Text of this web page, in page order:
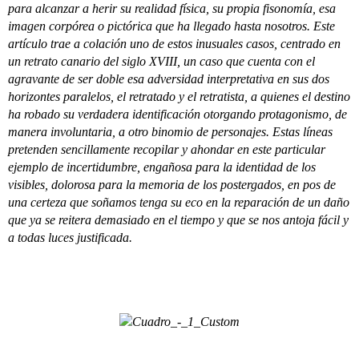
para alcanzar a herir su realidad física, su propia fisonomía, esa
imagen corpórea o pictórica que ha llegado hasta nosotros. Este
artículo trae a colación uno de estos inusuales casos, centrado en
un retrato canario del siglo XVIII, un caso que cuenta con el
agravante de ser doble esa adversidad interpretativa en sus dos
horizontes paralelos, el retratado y el retratista, a quienes el destino
ha robado su verdadera identificación otorgando protagonismo, de
manera involuntaria, a otro binomio de personajes. Estas líneas
pretenden sencillamente recopilar y ahondar en este particular
ejemplo de incertidumbre, engañosa para la identidad de los
visibles, dolorosa para la memoria de los postergados, en pos de
una certeza que soñamos tenga su eco en la reparación de un daño
que ya se reitera demasiado en el tiempo y que se nos antoja fácil y
a todas luces justificada.